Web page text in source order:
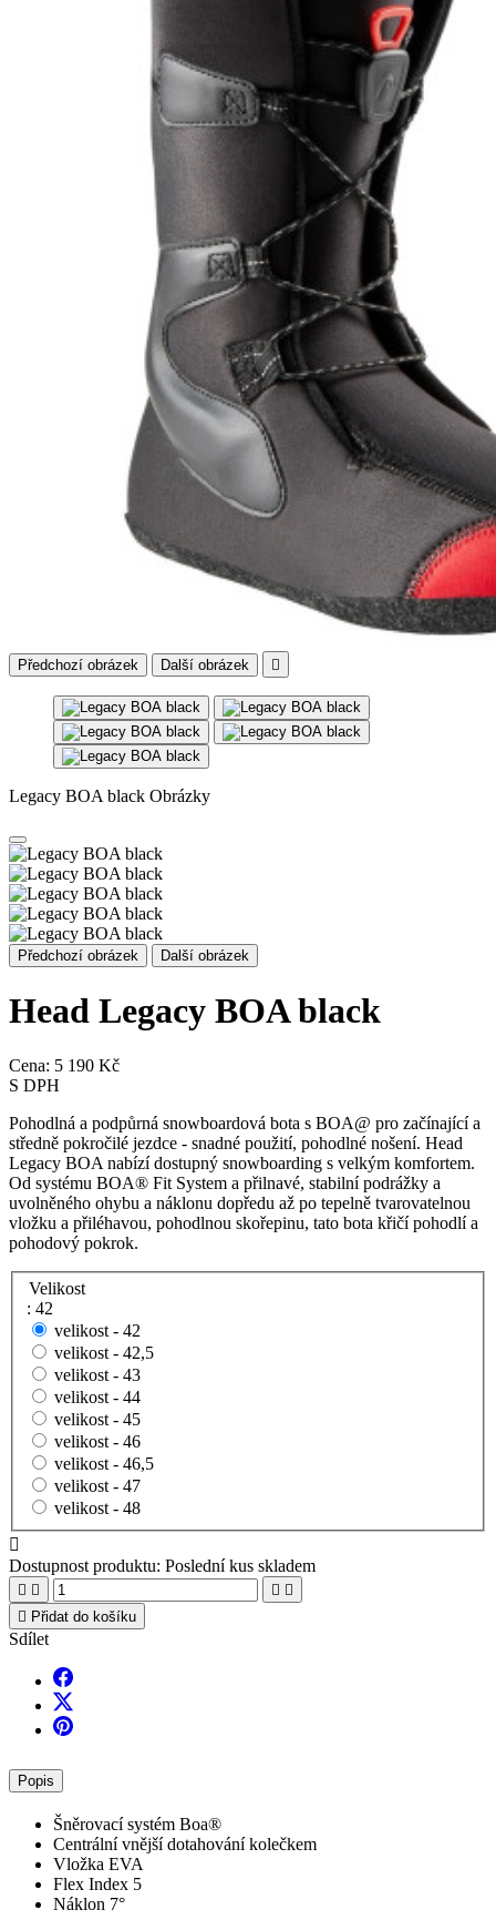
Předchozí obrázek Další obrázek 
Legacy BOA black Obrázky
Předchozí obrázek Další obrázek
Head Legacy BOA black
Cena: 5 190 Kč
S DPH
Pohodlná a podpůrná snowboardová bota s BOA@ pro začínající a
středně pokročilé jezdce - snadné použití, pohodlné nošení. Head
Legacy BOA nabízí dostupný snowboarding s velkým komfortem.
Od systému BOA® Fit System a přilnavé, stabilní podrážky a
uvolněného ohybu a náklonu dopředu až po tepelně tvarovatelnou
vložku a přiléhavou, pohodlnou skořepinu, tato bota křičí pohodlí a
pohodový pokrok.
Velikost
: 42
velikost - 42
velikost - 42,5
velikost - 43
velikost - 44
velikost - 45
velikost - 46
velikost - 46,5
velikost - 47
velikost - 48

Dostupnost produktu: Poslední kus skladem
   
 Přidat do košíku
Sdílet
Popis
Šněrovací systém Boa®
Centrální vnější dotahování kolečkem
Vložka EVA
Flex Index 5
Náklon 7°